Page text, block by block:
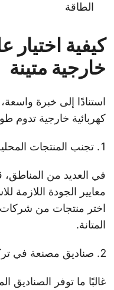
الطاقة
كيفية اختيار
خارجية متينة
استنادًا إلى خبرة
كهربائية خارجية تدوم
تجنب المنتجات
في العديد من المناطق،
معايير الجودة اللازمة
اختر منتجات من
المتانة.
صناديق مصنعة في
غالبًا ما توفر الصناديق